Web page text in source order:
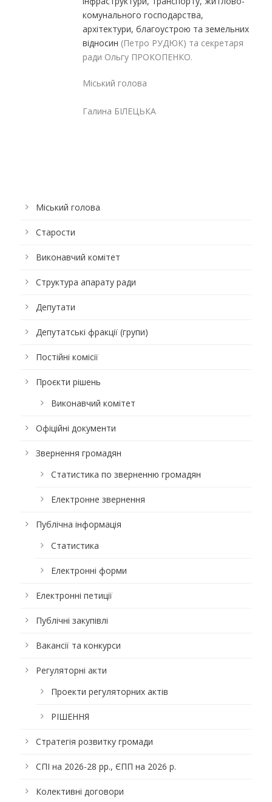
комунального господарства,
архітектури, благоустрою та земельних
відносин (Петро РУДЮК) та секретаря
ради Ольгу ПРОКОПЕНКО.
Міський голова
Галина БІЛЕЦЬКА
Міський голова
Старости
Виконавчий комітет
Структура апарату ради
Депутати
Депутатські фракції (групи)
Постійні комісії
Проєкти рішень
Виконавчий комітет
Офіційні документи
Звернення громадян
Статистика по зверненню громадян
Електронне звернення
Публічна інформація
Статистика
Електронні форми
Електронні петиції
Публічні закупівлі
Вакансії та конкурси
Регуляторні акти
Проекти регуляторних актів
РІШЕННЯ
Стратегія розвитку громади
СПІ на 2026-28 рр., ЄПП на 2026 р.
Колективні договори